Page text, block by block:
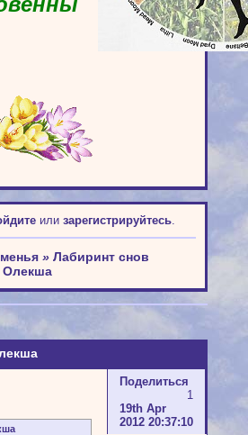
или зарегистрируйтесь.
» Лабиринт снов
Олекша
Поделиться
1
19th Apr
2012 20:37:10